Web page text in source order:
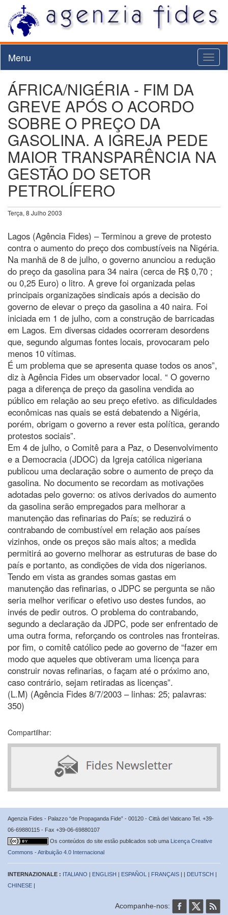
Menu
ÁFRICA/NIGÉRIA - FIM DA
GREVE APÓS O ACORDO
SOBRE O PREÇO DA
GASOLINA. A IGREJA PEDE
MAIOR TRANSPARÊNCIA NA
GESTÃO DO SETOR
PETROLÍFERO
Terça, 8 Julho 2003
Lagos (Agência Fides) – Terminou a greve de protesto
contra o aumento do preço dos combustíveis na Nigéria.
Na manhã de 8 de julho, o governo anunciou a redução
do preço da gasolina para 34 naira (cerca de R$ 0,70 ;
ou 0,25 Euro) o litro. A greve foi organizada pelas
principais organizações sindicais após a decisão do
governo de elevar o preço da gasolina a 40 naira. Foi
iniciada em 1 de julho, com a construção de barricadas
em Lagos. Em diversas cidades ocorreram desordens
que, segundo algumas fontes locais, provocaram pelo
menos 10 vítimas.
É um problema que se apresenta quase todos os anos”,
diz à Agência Fides um observador local. “ O governo
paga a diferença de preço da gasolina vendida ao
público em relação ao seu preço efetivo. as dificuldades
econômicas nas quais se está debatendo a Nigéria,
porém, obrigam o governo a rever esta política, gerando
protestos sociais”.
Em 4 de julho, o Comitê para a Paz, o Desenvolvimento
e a Democracia (JDOC) da Igreja católica nigeriana
publicou uma declaração sobre o aumento de preço da
gasolina. No documento se recordam as motivações
adotadas pelo governo: os ativos derivados do aumento
da gasolina serão empregados para melhorar a
manutenção das refinarias do País; se reduzirá o
contrabando de combustível em relação aos países
vizinhos, onde os preços são mais altos; a medida
permitirá ao governo melhorar as estruturas de base do
país e portanto, as condições de vida dos nigerianos.
Tendo em vista as grandes somas gastas em
manutenção das refinarias, o JDPC se pergunta se não
seria melhor verificar o efetivo uso destes fundos, ao
invés de pedir outros. O problema do contrabando,
segundo a declaração da JDPC, pode ser enfrentado de
uma outra forma, reforçando os controles nas fronteiras.
por fim, o comitê católico pede ao governo de “fazer em
modo que aqueles que obtiveram uma licença para
construir novas refinarias, o façam até o próximo ano,
caso contrário, sejam retiradas as licenças”.
(L.M) (Agência Fides 8/7/2003 – linhas: 25; palavras:
350)
Compartilhar:
Agenzia Fides - Palazzo “de Propaganda Fide” - 00120 - Città del Vaticano Tel. +39-
06-69880115 - Fax +39-06-69880107
Os conteúdos do site estão publicados sob uma Licença Creative
Commons - Atribuição 4.0 Internacional
INTERNAZIONALE : ITALIANO | ENGLISH | ESPAÑOL | FRANÇAIS | | DEUTSCH |
CHINESE |
Acompanhe-nos: